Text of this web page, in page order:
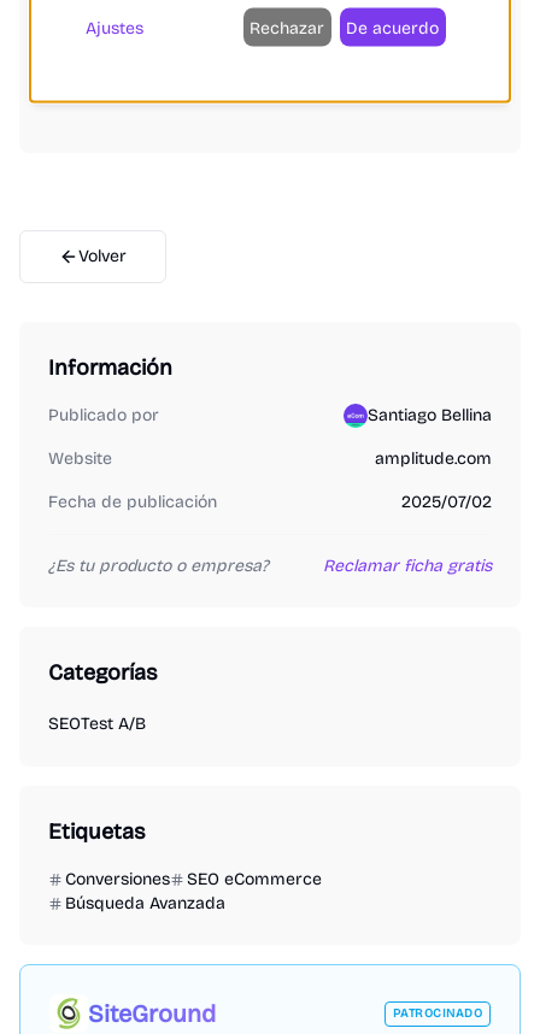
IPO directo: Nasdaq, 28 sep 2021
Clientes: > 700 empresas, incluyendo 26 del
Volver
Información
Publicado por Santiago Bellina
Website amplitude.com
Fecha de publicación 2025/07/02
¿Es tu producto o empresa? Reclamar ficha gratis
Categorías
SEOTest A/B
Etiquetas
Conversiones
SEO eCommerce
Búsqueda Avanzada
SiteGround PATROCINADO
Ajustes Rechazar De acuerdo